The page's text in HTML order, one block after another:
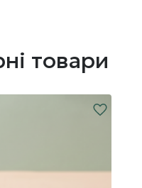
товари